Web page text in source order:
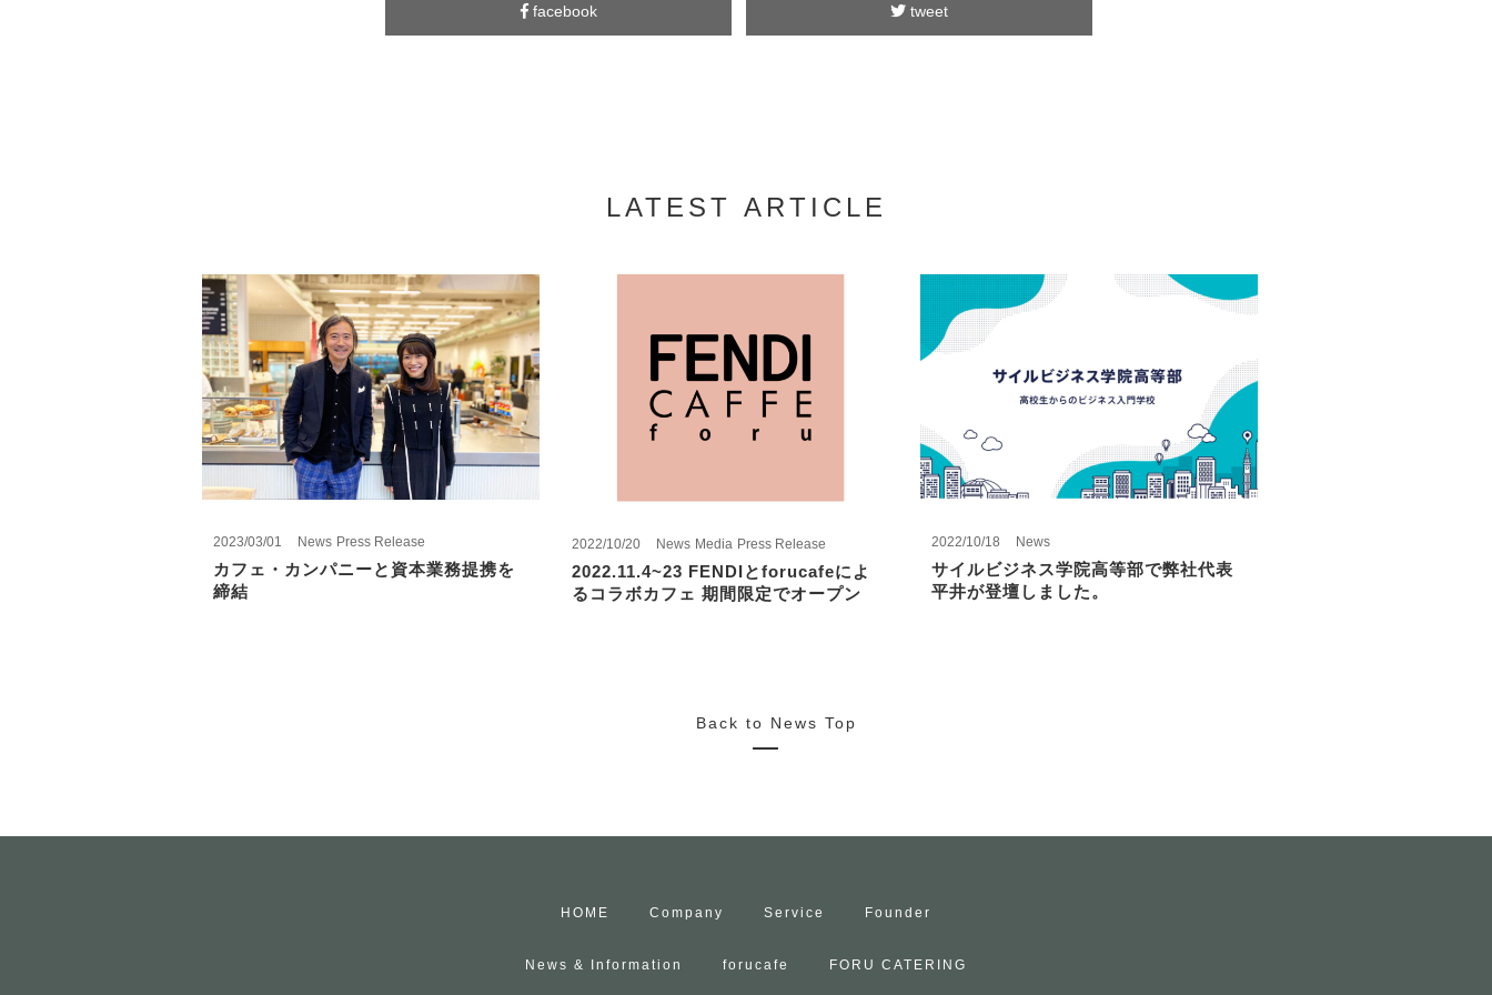
facebook tweet
LATEST ARTICLE
2023/03/01 News Press Release
カフェ・カンパニーと資本業務提携を
締結
2022/10/20 News Media Press Release
2022.11.4~23 FENDIとforucafeによ
るコラボカフェ 期間限定でオープン
2022/10/18 News
サイルビジネス学院高等部で弊社代表
平井が登壇しました。
Back to News Top
HOME Company Service Founder
News & Information forucafe FORU CATERING